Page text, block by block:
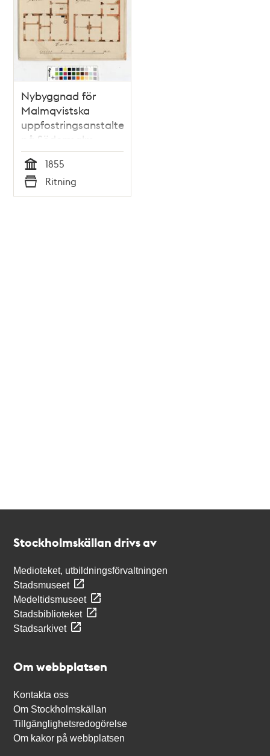
Nybyggnad för
Malmqvistska
uppfostringsanstalten
på Södermalm –
ritning 1855
Tid
1855
Typ
Ritning
Stockholmskällan drivs av
Medioteket, utbildningsförvaltningen
Stadsmuseet
Medeltidsmuseet
Stadsbiblioteket
Stadsarkivet
Om webbplatsen
Kontakta oss
Om Stockholmskällan
Tillgänglighetsredogörelse
Om kakor på webbplatsen